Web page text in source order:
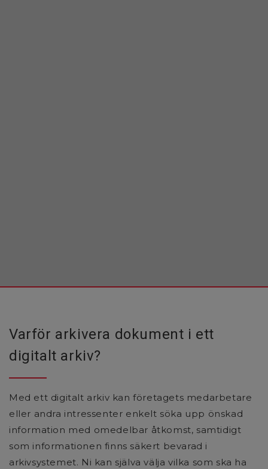
Varför arkivera dokument i ett
digitalt arkiv?
Med ett digitalt arkiv kan företagets medarbetare
eller andra intressenter enkelt söka upp önskad
information med omedelbar åtkomst, samtidigt
som informationen finns säkert bevarad i
arkivsystemet. Ni kan själva välja vilka som ska ha